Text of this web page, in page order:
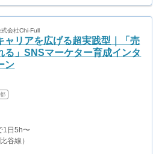
式会社Chi-Full
ャリアを広げる超実践型｜「売
る」SNSマーケター育成インタ
ン
1日5h〜
谷線）